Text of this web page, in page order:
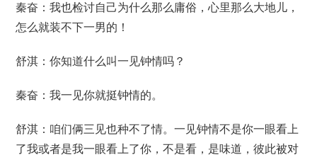
秦奋：我也检讨自己为什么那么庸俗，心里那么大地儿，
怎么就装不下一男的！
舒淇：你知道什么叫一见钟情吗？
秦奋：我一见你就挺钟情的。
舒淇：咱们俩三见也种不了情。一见钟情不是你一眼看上
了我或者是我一眼看上了你，不是看，是味道，彼此被对